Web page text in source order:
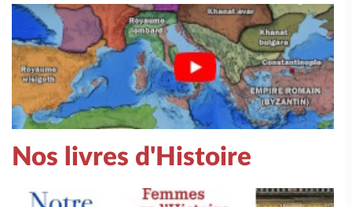
Nos livres d'Histoire